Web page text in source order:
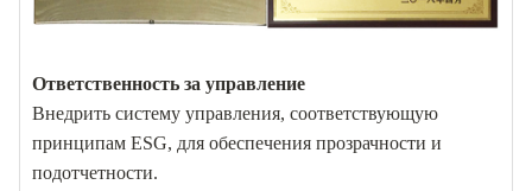
Ответственность за управление
Внедрить систему управления, соответствующую
принципам ESG, для обеспечения прозрачности и
подотчетности.